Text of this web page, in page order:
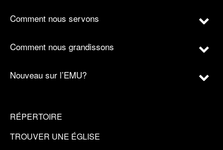
Comment nous servons
Comment nous grandissons
Nouveau sur l’EMU?
RÉPERTOIRE
TROUVER UNE ÉGLISE